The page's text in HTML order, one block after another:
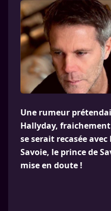
Une rumeur
Hallyday, fraichement
se serait recasée
Savoie, le prince de
mise en doute !